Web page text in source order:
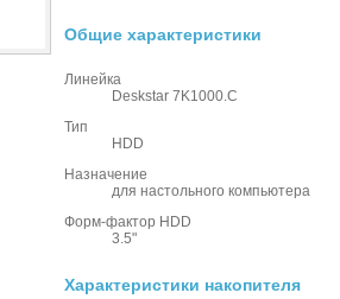
Общие характеристики
Линейка
Deskstar 7K1000.C
Тип
HDD
Назначение
для настольного компьютера
Форм-фактор HDD
3.5"
Характеристики накопителя